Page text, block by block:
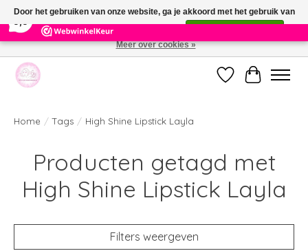
391 Reviews ×
Welkom bij de nieuwe webshop van Parfumerie Marie Rose
Verlanglijst
Home / Tags / High Shine Lipstick Layla
Producten getagd met
High Shine Lipstick Layla
Filters weergeven
Door het gebruiken van onze website, ga je akkoord met het gebruik van
cookies om onze website te verbeteren.
Meer over cookies »